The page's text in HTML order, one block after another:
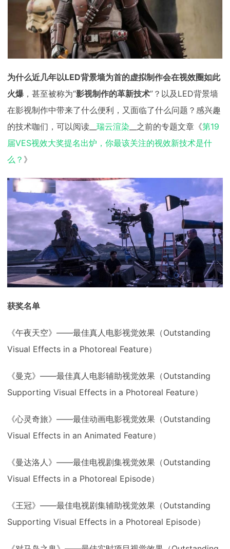
为什么近几年以LED背景墙为首的虚拟制作会在视效圈如此
火爆 ，甚至被称为“影视制作的革新技术”？以及LED背景墙
在影视制作中带来了什么便利，又面临了什么问题？感兴趣
的技术咖们，可以阅读__ 瑞云渲染 __之前的专题文章《第19
届VES视效大奖提名出炉，你最该关注的视效新技术是什
么？ 》
获奖名单
《午夜天空》——最佳真人电影视觉效果（Outstanding
Visual Effects in a Photoreal Feature）
《曼克》——最佳真人电影辅助视觉效果（Outstanding
Supporting Visual Effects in a Photoreal Feature）
《心灵奇旅》——最佳动画电影视觉效果（Outstanding
Visual Effects in an Animated Feature）
《曼达洛人》——最佳电视剧集视觉效果（Outstanding
Visual Effects in a Photoreal Episode）
《王冠》——最佳电视剧集辅助视觉效果（Outstanding
Supporting Visual Effects in a Photoreal Episode）